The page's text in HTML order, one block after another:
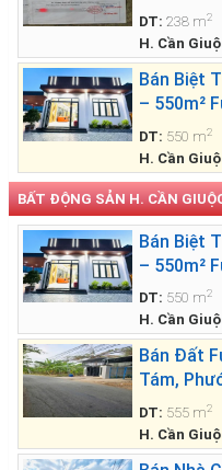
DT: 238 m2
H. Cần
Bán Biệt
– 550m²
DT: 550 m2
H. Cần
BẤT ĐỘNG SẢN H. CẦN
Bán Biệt
– 550m²
DT: 550 m2
H. Cần
Bán Đất
Tám,
Siêu Đẹp
DT: 555 m2
H. Cần